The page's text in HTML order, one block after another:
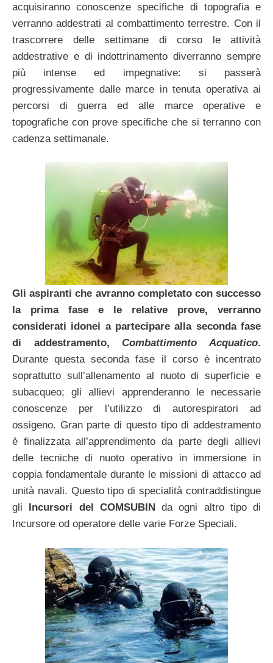
acquisiranno conoscenze specifiche di topografia e
verranno addestrati al combattimento terrestre. Con il
trascorrere delle settimane di corso le attività
addestrative e di indottrinamento diverranno sempre
più intense ed impegnative: si passerà
progressivamente dalle marce in tenuta operativa ai
percorsi di guerra ed alle marce operative e
topografiche con prove specifiche che si terranno con
cadenza settimanale.
Gli aspiranti che avranno completato con successo
la prima fase e le relative prove, verranno
considerati idonei a partecipare alla seconda fase
di addestramento,Combattimento Acquatico.
Durante questa seconda fase il corso è incentrato
soprattutto sull’allenamento al nuoto di superficie e
subacqueo; gli allievi apprenderanno le necessarie
conoscenze per l’utilizzo di autorespiratori ad
ossigeno. Gran parte di questo tipo di addestramento
è finalizzata all’apprendimento da parte degli allievi
delle tecniche di nuoto operativo in immersione in
coppia fondamentale durante le missioni di attacco ad
unità navali. Questo tipo di specialità contraddistingue
gli Incursori del COMSUBIN
da ogni altro tipo di
Incursore od operatore delle varie Forze Speciali.